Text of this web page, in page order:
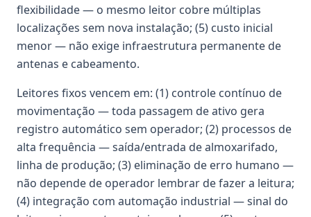
flexibilidade — o mesmo leitor cobre múltiplas
localizações sem nova instalação; (5) custo inicial
menor — não exige infraestrutura permanente de
antenas e cabeamento.
Leitores fixos vencem em: (1) controle contínuo de
movimentação — toda passagem de ativo gera
registro automático sem operador; (2) processos de
alta frequência — saída/entrada de almoxarifado,
linha de produção; (3) eliminação de erro humano —
não depende de operador lembrar de fazer a leitura;
(4) integração com automação industrial — sinal do